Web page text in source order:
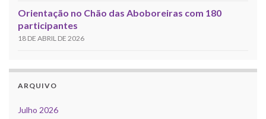
Orientação no Chão das Aboboreiras com 180
participantes
18 DE ABRIL DE 2026
ARQUIVO
Julho 2026